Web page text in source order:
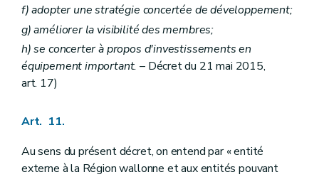
f)adopter une stratégie concertée de développement;
g)améliorer la visibilité des membres;
h)se concerter à propos d'investissements en
équipement important. – Décret du 21 mai 2015,
art. 17)
Art. 11.
Au sens du présent décret, on entend par « entité
externe à la Région wallonne et aux entités pouvant